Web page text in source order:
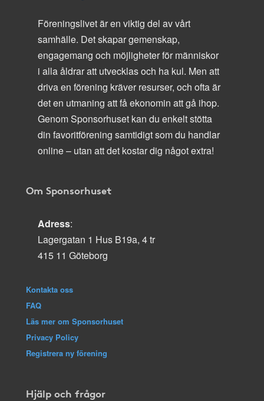
Föreningslivet är en viktig del av vårt
samhälle. Det skapar gemenskap,
engagemang och möjligheter för människor
i alla åldrar att utvecklas och ha kul. Men att
driva en förening kräver resurser, och ofta är
det en utmaning att få ekonomin att gå ihop.
Genom Sponsorhuset kan du enkelt stötta
din favoritförening samtidigt som du handlar
online – utan att det kostar dig något extra!
Om Sponsorhuset
Adress:
Lagergatan 1 Hus B19a, 4 tr
415 11 Göteborg
Kontakta oss
FAQ
Läs mer om Sponsorhuset
Privacy Policy
Registrera ny förening
Hjälp och frågor